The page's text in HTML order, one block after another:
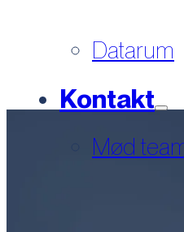
Datarum
Kontakt
Mød